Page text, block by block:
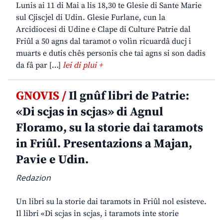
Lunis ai 11 di Mai a lis 18,30 te Glesie di Sante Marie
sul Cjiscjel di Udin. Glesie Furlane, cun la
Arcidiocesi di Udine e Clape di Culture Patrie dal
Friûl a 50 agns dal taramot o volìn ricuardâ ducj i
muarts e dutis chês personis che tai agns si son dadis
da fâ par […] lei di plui +
GNOVIS /Il gnûf libri de Patrie:
«Di scjas in scjas» di Agnul
Floramo, su la storie dai taramots
in Friûl. Presentazions a Majan,
Pavie e Udin.
Redazion
Un libri su la storie dai taramots in Friûl nol esisteve.
Il libri «Di scjas in scjas, i taramots inte storie